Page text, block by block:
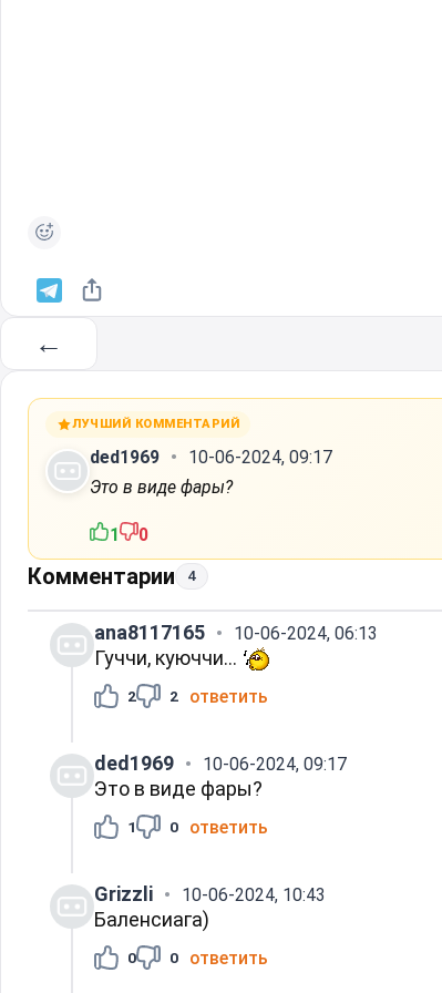
←
ЛУЧШИЙ КОММЕНТАРИЙ
ded1969
10-06-2024, 09:17
Это в виде фары?
1 0
Комментарии 4
ana8117165 10-06-2024, 06:13
Гуччи, куюччи...
2 2 ответить
ded1969 10-06-2024, 09:17
Это в виде фары?
1 0 ответить
Grizzli 10-06-2024, 10:43
Баленсиага)
0 0 ответить